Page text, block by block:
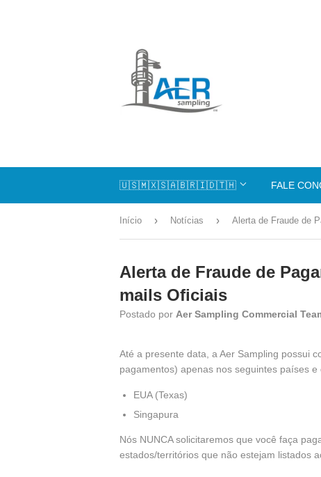
🇺🇸🇲🇽🇸🇦🇧🇷🇮🇩🇹🇭 FALE
Início › Notícias › Alerta de Fraude de
Alerta de Fraude de
mails Oficiais
Postado por Aer Sampling Commercial
Até a presente data, a Aer Sampling possui
pagamentos) apenas nos seguintes países e
EUA (Texas)
Singapura
Nós NUNCA solicitaremos que você faça
estados/territórios que não estejam listados